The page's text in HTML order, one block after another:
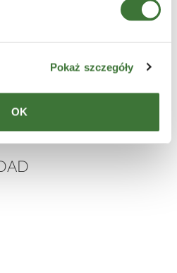
Pokaż szczegóły
OK
PRODUCTO